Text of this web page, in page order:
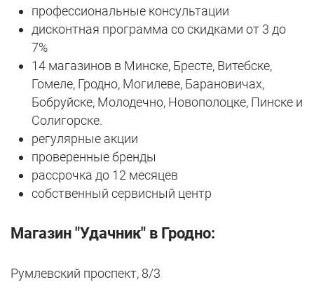
профессиональные консультации
дисконтная программа со скидками от 3 до
7%
14 магазинов в Минске, Бресте, Витебске,
Гомеле, Гродно, Могилеве, Барановичах,
Бобруйске, Молодечно, Новополоцке, Пинске и
Солигорске.
регулярные акции
проверенные бренды
рассрочка до 12 месяцев
собственный сервисный центр
Магазин "Удачник" в Гродно:
Румлевский проспект, 8/3